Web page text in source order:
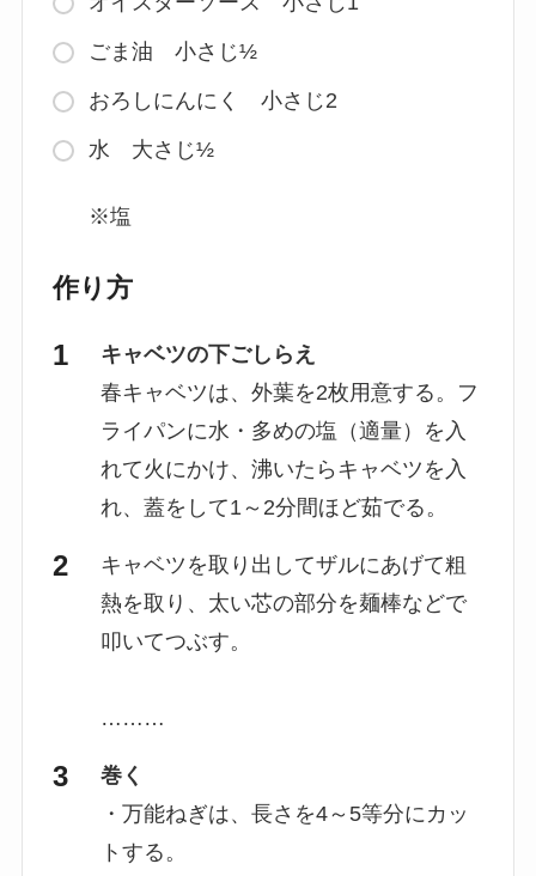
ごま油 小さじ½
おろしにんにく 小さじ2
水 大さじ½
※塩
作り方
キャベツの下ごしらえ
春キャベツは、外葉を2枚用意する。フ
ライパンに水・多めの塩（適量）を入
れて火にかけ、沸いたらキャベツを入
れ、蓋をして1～2分間ほど茹でる。
キャベツを取り出してザルにあげて粗
熱を取り、太い芯の部分を麺棒などで
叩いてつぶす。
………
巻く
・万能ねぎは、長さを4～5等分にカッ
トする。